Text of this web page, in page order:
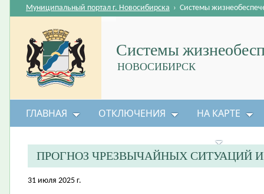
Системы
НОВОСИБИРСК
Муниципальный портал г. Новосибирска › Системы
ГЛАВНАЯ ОТКЛЮЧЕНИЯ НА КАРТЕ
ПРОГНОЗ ЧРЕЗВЫЧАЙНЫХ СИТУАЦИЙ
31 июля 2025 г.